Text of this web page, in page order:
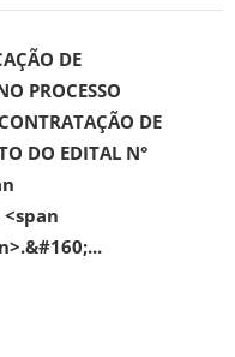
DE
PROCESSO
DE
DO EDITAL N°